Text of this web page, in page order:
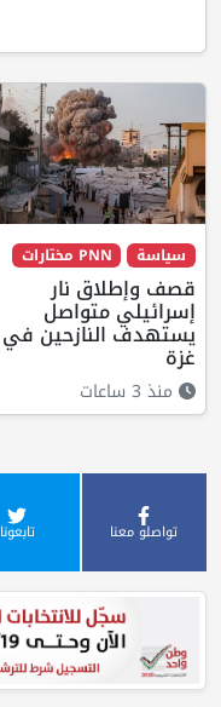
سياسة PNN مختارات
قصف وإطلاق نار
إسرائيلي متواصل
يستهدف النازحين في
غزة
منذ 3 ساعات
تواصلو معنا تابعونا